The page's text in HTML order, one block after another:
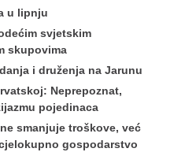
u lipnju
svjetskim
skupovima
i druženja na Jarunu
Neprepoznat,
pojedinaca
smanjuje troškove, već
gospodarstvo